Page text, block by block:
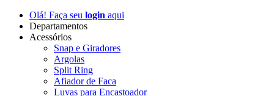
Olá! Faça seu login aqui
Departamentos
Acessórios
Snap e Giradores
Argolas
Split Ring
Afiador de Faca
Luvas para Encastoador